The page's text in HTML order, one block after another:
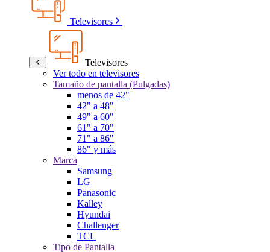
Televisores
Televisores
Ver todo en televisores
Tamaño de pantalla (Pulgadas)
menos de 42"
42" a 48"
49" a 60"
61" a 70"
71" a 86"
86" y más
Marca
Samsung
LG
Panasonic
Kalley
Hyundai
Challenger
TCL
Tipo de Pantalla